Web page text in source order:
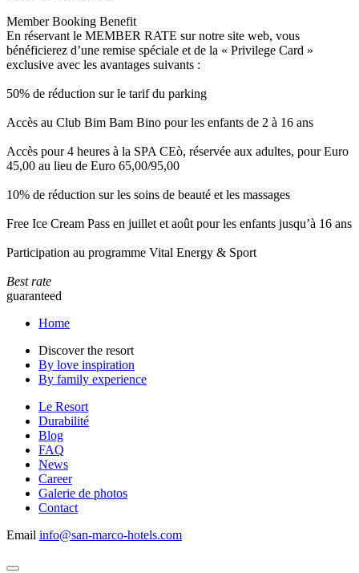
Member Booking Benefit
En réservant le MEMBER RATE sur notre site web, vous
bénéficierez d’une remise spéciale et de la « Privilege Card »
exclusive avec les avantages suivants :
50% de réduction sur le tarif du parking
Accès au Club Bim Bam Bino pour les enfants de 2 à 16 ans
Accès pour 4 heures à la SPA CEò, réservée aux adultes, pour Euro
45,00 au lieu de Euro 65,00/95,00
10% de réduction sur les soins de beauté et les massages
Free Ice Cream Pass en juillet et août pour les enfants jusqu’à 16 ans
Participation au programme Vital Energy & Sport
Best rate
guaranteed
Home
Discover the resort
By love inspiration
By family experience
Le Resort
Durabilité
Blog
FAQ
News
Career
Galerie de photos
Contact
Email info@san-marco-hotels.com